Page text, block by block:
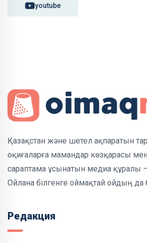
youtube
Қазақстан және шетел ақпаратын
оқиғаларға мамандар көзқарасы
сараптама ұсынатын медиа құралы
Ойлана білгенге оймақтай ойдың да
Редакция